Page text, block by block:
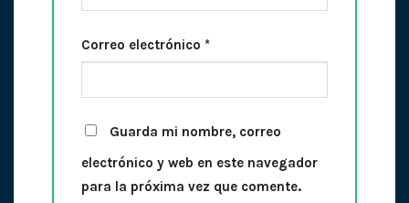
Correo electrónico *
Guarda mi nombre, correo
electrónico y web en este navegador
para la próxima vez que comente.